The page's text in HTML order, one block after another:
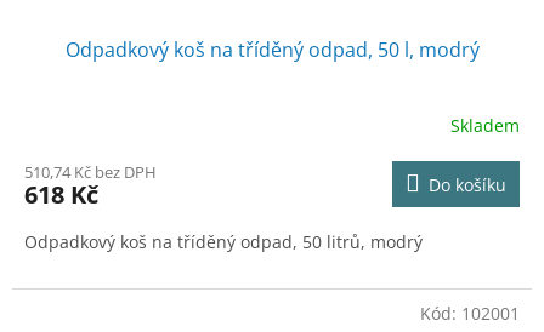
Odpadkový koš na tříděný odpad, 50 l, modrý
Skladem
510,74 Kč bez DPH
618 Kč Do košíku
Odpadkový koš na tříděný odpad, 50 litrů, modrý
Kód: 102001